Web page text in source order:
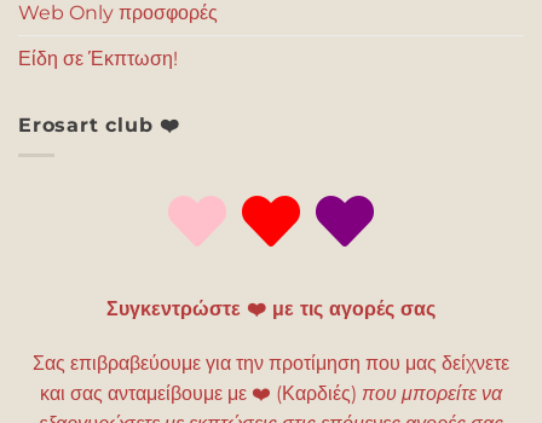
Web Only προσφορές
Είδη σε Έκπτωση!
Erosart club ❤️
Συγκεντρώστε ❤️ με τις αγορές σας
Σας επιβραβεύουμε για την προτίμηση που μας δείχνετε
και σας ανταμείβουμε με ❤️ (Καρδιές) που μπορείτε να